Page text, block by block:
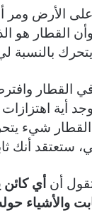
الأرض ومر
القطار هو
بالنسبة
القطار
أية
شيء
ستعتقد أنك
أن أي
والأشياء